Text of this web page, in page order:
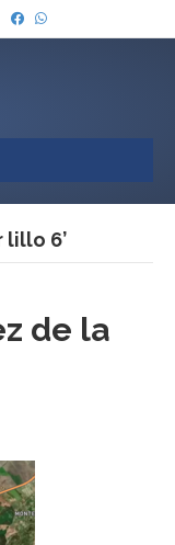
lillo 6’
de la